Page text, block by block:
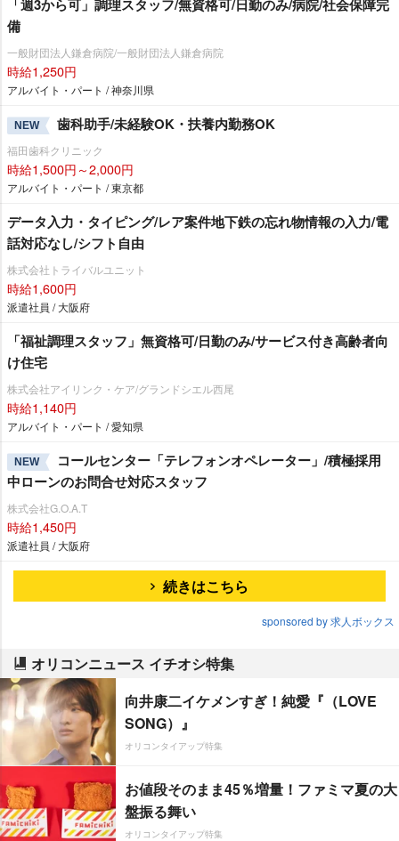
「週3から可」調理スタッフ/無資格可/日勤のみ/病院/社会保障完
備
一般財団法人鎌倉病院/一般財団法人鎌倉病院
時給1,250円
アルバイト・パート / 神奈川県
NEW 歯科助手/未経験OK・扶養内勤務OK
福田歯科クリニック
時給1,500円～2,000円
アルバイト・パート / 東京都
データ入力・タイピング/レア案件地下鉄の忘れ物情報の入力/電
話対応なし/シフト自由
株式会社トライバルユニット
時給1,600円
派遣社員 / 大阪府
「福祉調理スタッフ」無資格可/日勤のみ/サービス付き高齢者向
け住宅
株式会社アイリンク・ケア/グランドシエル西尾
時給1,140円
アルバイト・パート / 愛知県
NEW
コールセンター「テレフォンオペレーター」/積極採用
中ローンのお問合せ対応スタッフ
株式会社G.O.A.T
時給1,450円
派遣社員 / 大阪府
続きはこちら
sponsored by 求人ボックス
オリコンニュース イチオシ特集
向井康二イケメンすぎ！純愛『（LOVE
SONG）』
オリコンタイアップ特集
お値段そのまま45％増量！ファミマ夏の大
盤振る舞い
オリコンタイアップ特集